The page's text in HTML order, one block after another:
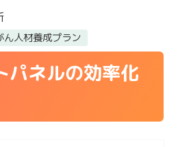
人材養成プラン
パネルの効率化